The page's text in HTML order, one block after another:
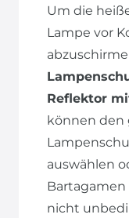
Um die
Lampe vor
Reflektor
können den
auswählen
nicht